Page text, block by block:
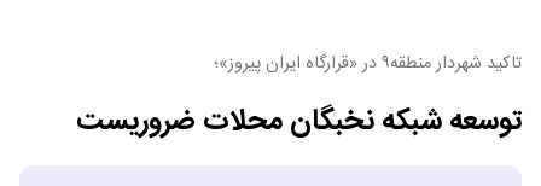
تاکید شهردار منطقه۹ در «قرارگاه ایران پیروز»؛
توسعه شبکه نخبگان محلات ضروریست